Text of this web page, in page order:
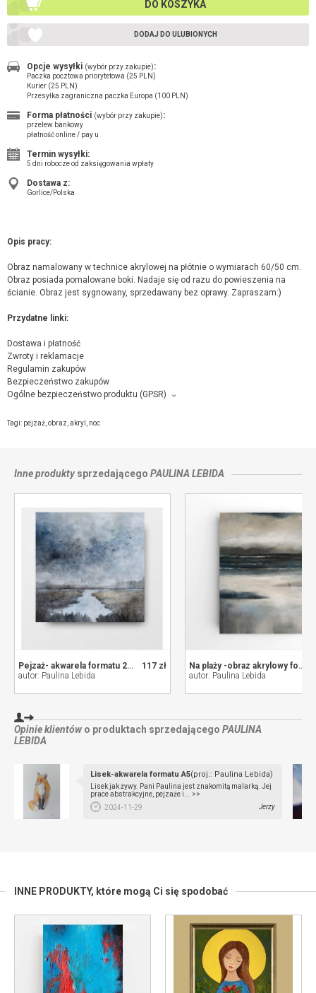
DO KOSZYKA
DODAJ DO ULUBIONYCH
Opcje wysyłki (wybór przy zakupie):
Paczka pocztowa priorytetowa (25 PLN)
Kurier (25 PLN)
Przesyłka zagraniczna paczka Europa (100 PLN)
Forma płatności (wybór przy zakupie):
przelew bankowy
płatność online / pay u
Termin wysyłki:
5 dni robocze od zaksięgowania wpłaty
Dostawa z:
Gorlice/Polska
Opis pracy:
Obraz namalowany w technice akrylowej na płótnie o wymiarach 60/50 cm.
Obraz posiada pomalowane boki. Nadaje się od razu do powieszenia na
ścianie. Obraz jest sygnowany, sprzedawany bez oprawy. Zapraszam:)
Przydatne linki:
Dostawa i płatność
Zwroty i reklamacje
Regulamin zakupów
Bezpieczeństwo zakupów
Ogólne bezpieczeństwo produktu (GPSR)
Niebieska pracownia, Norwida 4/43, 38-300 Gorlice,
Tagi: pejzaż obraz akryl noc
Inne produktysprzedającego PAULINA LEBIDA
117 zł
Pejzaż- akwarela formatu 20/20 cm
autor: Paulina Lebida
Na plaży -obraz akrylowy formatu 60/50 cm
autor: Paulina Lebida
Opinie klientów o produktach sprzedającego PAULINA
LEBIDA
Lisek-akwarela formatu A5(proj.: Paulina Lebida)
Lisek jak żywy. Pani Paulina jest znakomitą malarką. Jej
prace abstrakcyjne, pejzaże i... >>
2024-11-29
Jerzy
INNE PRODUKTY, które mogą Ci się spodobać